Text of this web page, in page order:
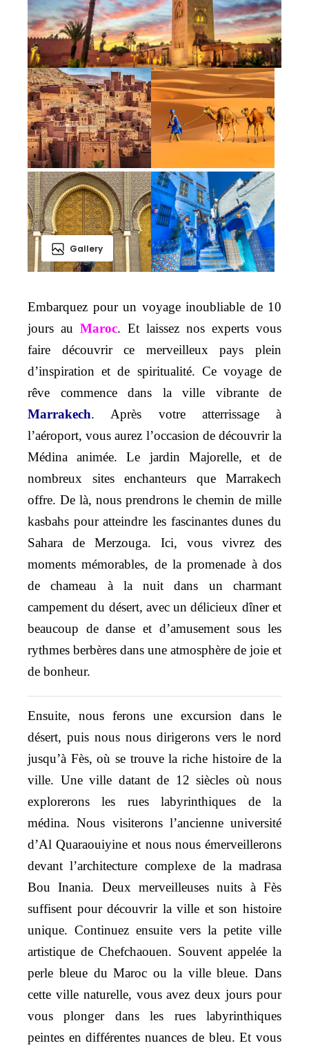
Gallery
Embarquez pour un voyage inoubliable de 10
jours au Maroc. Et laissez nos experts vous
faire découvrir ce merveilleux pays plein
d’inspiration et de spiritualité. Ce voyage de
rêve commence dans la ville vibrante de
Marrakech. Après votre atterrissage à
l’aéroport, vous aurez l’occasion de découvrir la
Médina animée. Le jardin Majorelle, et de
nombreux sites enchanteurs que Marrakech
offre. De là, nous prendrons le chemin de mille
kasbahs pour atteindre les fascinantes dunes du
Sahara de Merzouga. Ici, vous vivrez des
moments mémorables, de la promenade à dos
de chameau à la nuit dans un charmant
campement du désert, avec un délicieux dîner et
beaucoup de danse et d’amusement sous les
rythmes berbères dans une atmosphère de joie et
de bonheur.
Ensuite, nous ferons une excursion dans le
désert, puis nous nous dirigerons vers le nord
jusqu’à Fès, où se trouve la riche histoire de la
ville. Une ville datant de 12 siècles où nous
explorerons les rues labyrinthiques de la
médina. Nous visiterons l’ancienne université
d’Al Quaraouiyine et nous nous émerveillerons
devant l’architecture complexe de la madrasa
Bou Inania. Deux merveilleuses nuits à Fès
suffisent pour découvrir la ville et son histoire
unique. Continuez ensuite vers la petite ville
artistique de Chefchaouen. Souvent appelée la
perle bleue du Maroc ou la ville bleue. Dans
cette ville naturelle, vous avez deux jours pour
vous plonger dans les rues labyrinthiques
peintes en différentes nuances de bleu. Et vous